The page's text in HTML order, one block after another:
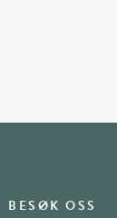
BESØK OSS